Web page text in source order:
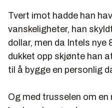
Tvert imot hadde han
vanskeligheter, han
dollar, men da Intels nye
dukket opp skjønte han
til å bygge en personlig
Og med trusselen om